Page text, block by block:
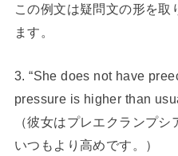
この例文は疑問文の形を取
ます。
3. “She does not have
pressure is higher than
（彼女はプレエクランプ
いつもより高めです。）